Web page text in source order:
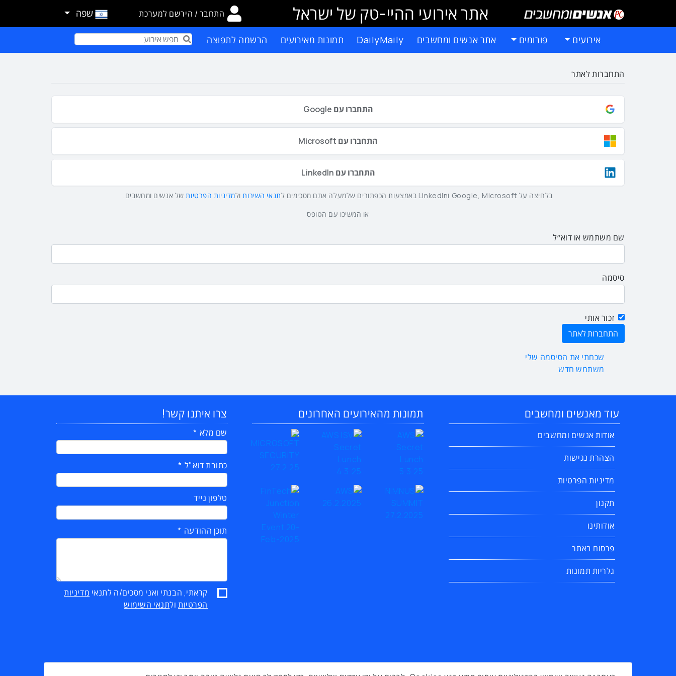
אתר אירועי ההיי-טק של ישראל התחבר / הירשם למערכת שפה
אירועים פורומים אתר אנשים ומחשבים DailyMaily תמונות מאירועים הרשמה לתפוצה Term
התחברות לאתר
התחברו עם Google
התחברו עם Microsoft
התחברו עם LinkedIn
בלחיצה על Google, Microsoft וLinkedIn באמצעות הכפתורים שלמעלה אתם מסכימים ל תנאי השירותולמדיניות הפרטיותשל אנשים ומחשבים.
או המשיכו עם הטופס
שם משתמש או דוא״ל
סיסמה
זכור אותי
שכחתי את הסיסמה שלי
משתמש חדש
עוד מאנשים ומחשבים
אודות אנשים ומחשבים
הצהרת נגישות
מדיניות הפרטיות
תקנון
אודותינו
פרסום באתר
גלריות תמונות
תמונות מהאירועים האחרונים צרו איתנו קשר!
שם מלא
כתובת דוא"ל
טלפון נייד
תוכן ההודעה
קראתי, הבנתי ואני מסכים/ה לתנאי מדיניות
הפרטיותולתנאי השימוש